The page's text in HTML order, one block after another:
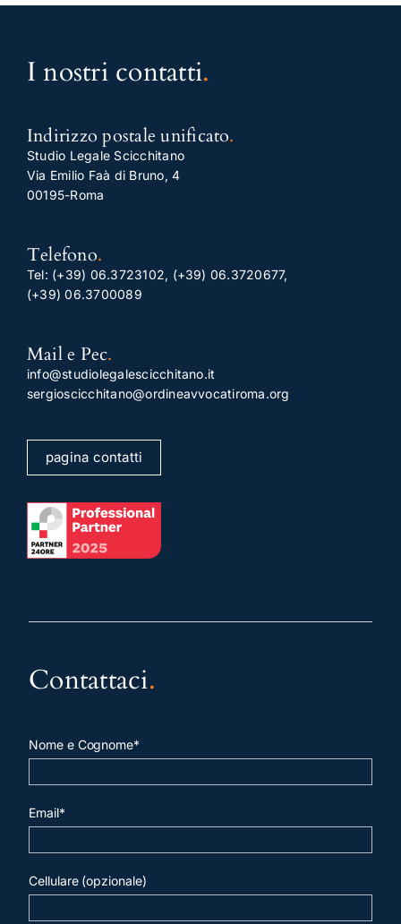
I nostri contatti.
Indirizzo postale unificato.
Studio Legale Scicchitano
Via Emilio Faà di Bruno, 4
00195-Roma
Telefono.
Tel: (+39) 06.3723102, (+39) 06.3720677,
(+39) 06.3700089
Mail e Pec.
info@studiolegalescicchitano.it
sergioscicchitano@ordineavvocatiroma.org
pagina contatti
Contattaci.
Nome e Cognome*
Email*
Cellulare (opzionale)